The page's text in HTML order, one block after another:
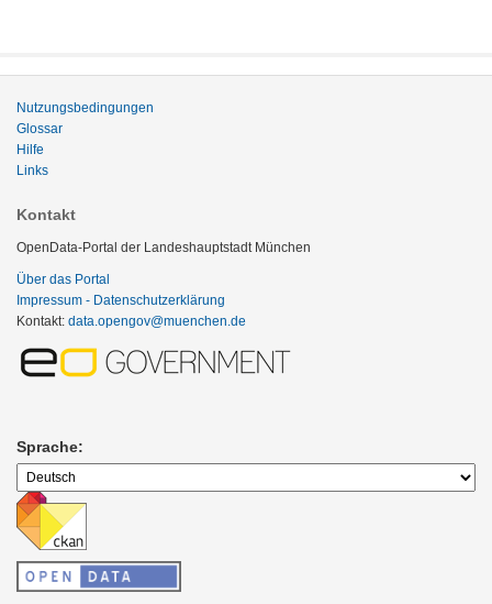
Nutzungsbedingungen
Glossar
Hilfe
Links
Kontakt
OpenData-Portal der Landeshauptstadt München
Über das Portal
Impressum - Datenschutzerklärung
Kontakt: data.opengov@muenchen.de
Sprache